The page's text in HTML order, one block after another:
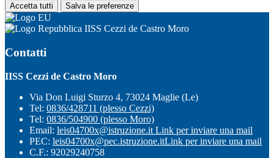
Accetta tutti Salva le preferenze
IISS Cezzi de Castro Moro
Contatti
IISS Cezzi de Castro Moro
Via Don Luigi Sturzo 4, 73024 Maglie (Le)
Tel: 0836/428711 (plesso Cezzi)
Tel: 0836/504900 (plesso Moro)
Email: leis04700x@istruzione.it Link per inviare una mail
PEC: leis04700x@pec.istruzione.itLink per inviare una mail
C.F.: 92029240758